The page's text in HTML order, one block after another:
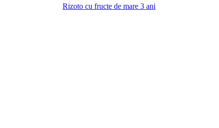
Rizoto cu fructe de mare 3 ani